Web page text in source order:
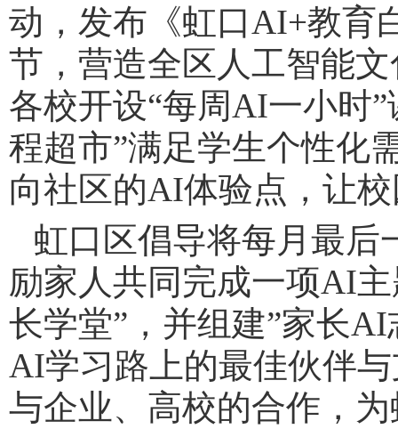
动，发布《虹口AI+教育
节，营造全区人工智能
各校开设“每周AI一小时
程超市”满足学生个性化
向社区的AI体验点，让
虹口区倡导将每月最后
励家人共同完成一项AI
长学堂”，并组建”家长
AI学习路上的最佳伙伴
与企业、高校的合作，